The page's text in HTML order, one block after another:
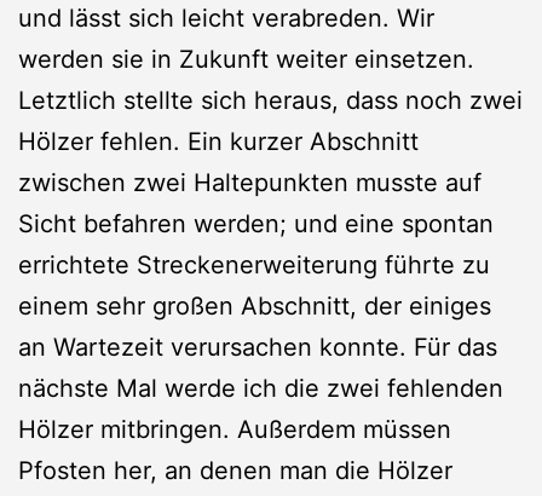
und lässt sich leicht verabreden. Wir
werden sie in Zukunft weiter einsetzen.
Letztlich stellte sich heraus, dass noch zwei
Hölzer fehlen. Ein kurzer Abschnitt
zwischen zwei Haltepunkten musste auf
Sicht befahren werden; und eine spontan
errichtete Streckenerweiterung führte zu
einem sehr großen Abschnitt, der einiges
an Wartezeit verursachen konnte. Für das
nächste Mal werde ich die zwei fehlenden
Hölzer mitbringen. Außerdem müssen
Pfosten her, an denen man die Hölzer